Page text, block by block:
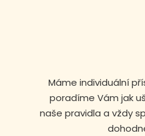
Máme individuální
poradíme Vám jak
naše pravidla a vždy